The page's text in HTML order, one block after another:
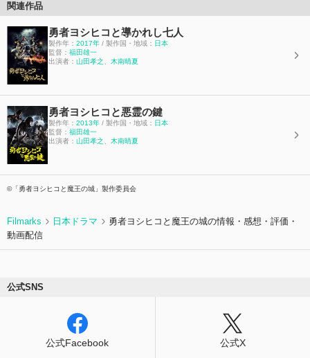
関連作品
勇者ヨシヒコと導かれし七人
製作年： 2017年 / 製作国・地域： 日本
監督： 福田雄一
出演者： 山田孝之 木南晴夏
勇者ヨシヒコと悪霊の鍵
製作年： 2013年 / 製作国・地域： 日本
監督： 福田雄一
出演者： 山田孝之 木南晴夏
©「勇者ヨシヒコと魔王の城」製作委員会
Filmarks 日本ドラマ
勇者ヨシヒコと魔王の城の情報・感想・評価・
動画配信
公式SNS
公式Facebook 公式X